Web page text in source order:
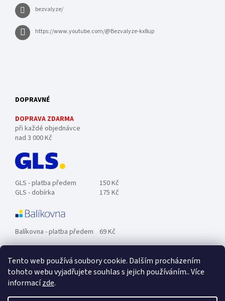
Tento web používá soubory cookie. Dalším procházením
tohoto webu vyjadřujete souhlas s jejich používáním.. Více
informacízde.
bezvalyze/
https://www.youtube.com/@Bezvalyze-kx8up
DOPRAVNÉ
DOPRAVA ZDARMA
při každé objednávce
nad 3 000 Kč
GLS - platba předem
150 Kč
GLS - dobírka
175 Kč
Balíkovna - platba předem 69 Kč
Zásilkovna - platba předem 89 Kč